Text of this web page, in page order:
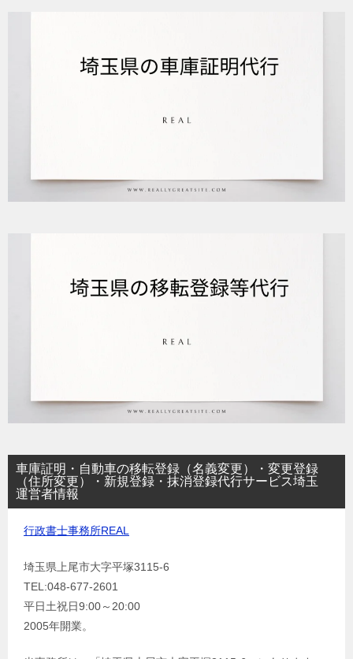
車庫証明・自動車の移転登録（名義変更）・変更登録
（住所変更）・新規登録・抹消登録代行サービス埼玉
運営者情報
行政書士事務所REAL
埼玉県上尾市大字平塚3115-6
TEL:048-677-2601
平日土祝日9:00～20:00
2005年開業。